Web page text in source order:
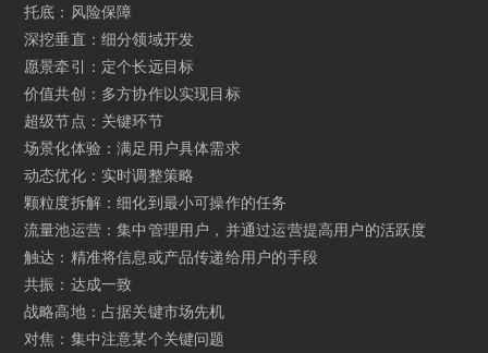
托底：风险保障
深挖垂直：细分领域开发
愿景牵引：定个长远目标
价值共创：多方协作以实现目标
超级节点：关键环节
场景化体验：满足用户具体需求
动态优化：实时调整策略
颗粒度拆解：细化到最小可操作的任务
流量池运营：集中管理用户，并通过运营提高用户的活跃度
触达：精准将信息或产品传递给用户的手段
共振：达成一致
战略高地：占据关键市场先机
对焦：集中注意某个关键问题